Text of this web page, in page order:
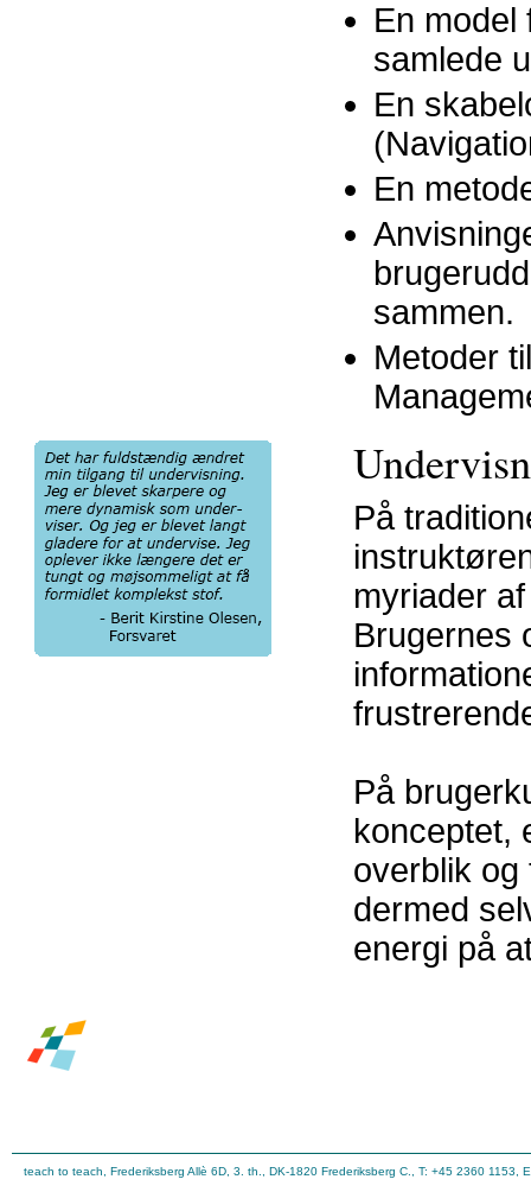
En model
samlede
En
En
sammen.
Metoder
På
myriader
Brugernes
På
konceptet,
overblik og
dermed
energi på
teach to teach, Frederiksberg Allè 6D, 3. th., DK-1820 Frederiksberg C., T: +45 2360 1153,